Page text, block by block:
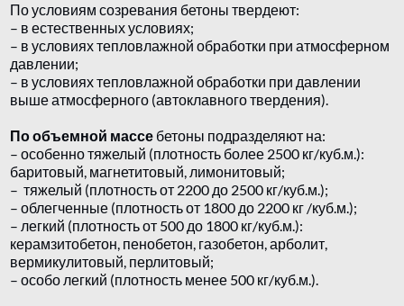
По условиям созревания бетоны твердеют:
– в естественных условиях;
– в условиях тепловлажной обработки при атмосферном
давлении;
– в условиях тепловлажной обработки при давлении
выше атмосферного (автоклавного твердения).
По объемной массебетоны подразделяют на:
– особенно тяжелый (плотность более 2500 кг/куб.м.):
баритовый, магнетитовый, лимонитовый;
– тяжелый (плотность от 2200 до 2500 кг/куб.м.);
– облегченные (плотность от 1800 до 2200 кг /куб.м.);
– легкий (плотность от 500 до 1800 кг/куб.м.):
керамзитобетон, пенобетон, газобетон, арболит,
вермикулитовый, перлитовый;
– особо легкий (плотность менее 500 кг/куб.м.).